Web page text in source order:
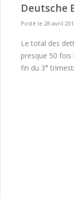
Deutsche
Posté le 28 avril
Le total des
presque 50
fin du 3°